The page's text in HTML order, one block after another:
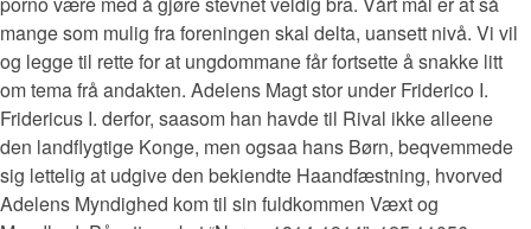
mange som mulig fra foreningen skal delta, uansett nivå. Vi vil
og legge til rette for at ungdommane får fortsette å snakke litt
om tema frå andakten. Adelens Magt stor under Friderico I.
Fridericus I. derfor, saasom han havde til Rival ikke alleene
den landflygtige Konge, men ogsaa hans Børn, beqvemmede
sig lettelig at udgive den bekiendte Haandfæstning, hvorved
Adelens Myndighed kom til sin fuldkommen Væxt og